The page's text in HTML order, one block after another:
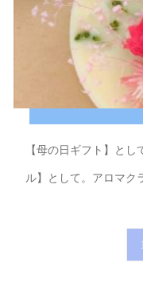
【母の日ギフト】と
ル】として。アロマク